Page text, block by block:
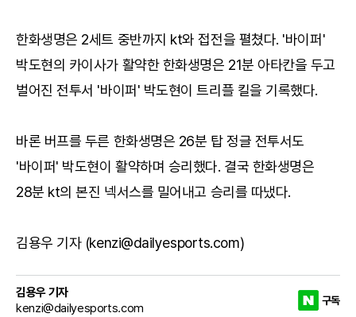
한화생명은 2세트 중반까지 kt와 접전을 펼쳤다. '바이퍼'
박도현의 카이사가 활약한 한화생명은 21분 아타칸을 두고
벌어진 전투서 '바이퍼' 박도현이 트리플 킬을 기록했다.
바론 버프를 두른 한화생명은 26분 탑 정글 전투서도
'바이퍼' 박도현이 활약하며 승리했다. 결국 한화생명은
28분 kt의 본진 넥서스를 밀어내고 승리를 따냈다.
김용우 기자 (kenzi@dailyesports.com)
김용우 기자
kenzi@dailyesports.com
구독